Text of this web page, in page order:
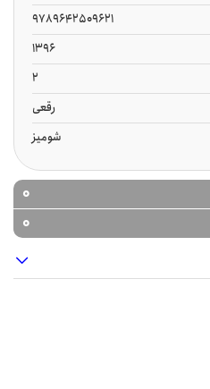
9789642509621
1396
2
رقعی
شومیز
0
0